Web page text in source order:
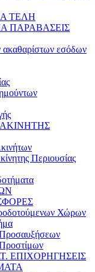
ΤΕΛΗ
ΠΑΡΑΒΑΣΕΙΣ
ακαθαρίστων εσόδων
ΑΚΙΝΗΤΗΣ
Περιουσίας
Χώρων
ΕΠΙΧΟΡΗΓΗΣΕΙΣ